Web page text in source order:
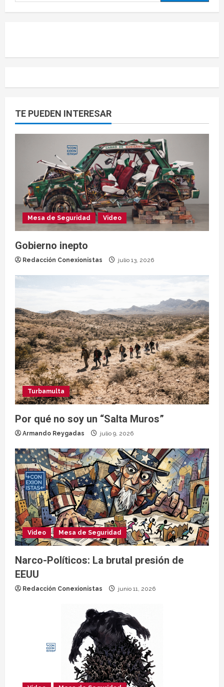
TE PUEDEN INTERESAR
Mesa de Seguridad Video
Gobierno inepto
Redacción Conexionistas julio 13, 2026
Turbamulta
Por qué no soy un “Salta Muros”
Armando Reygadas julio 9, 2026
Video Mesa de Seguridad
Narco-Políticos: La brutal presión de
EEUU
Redacción Conexionistas junio 11, 2026